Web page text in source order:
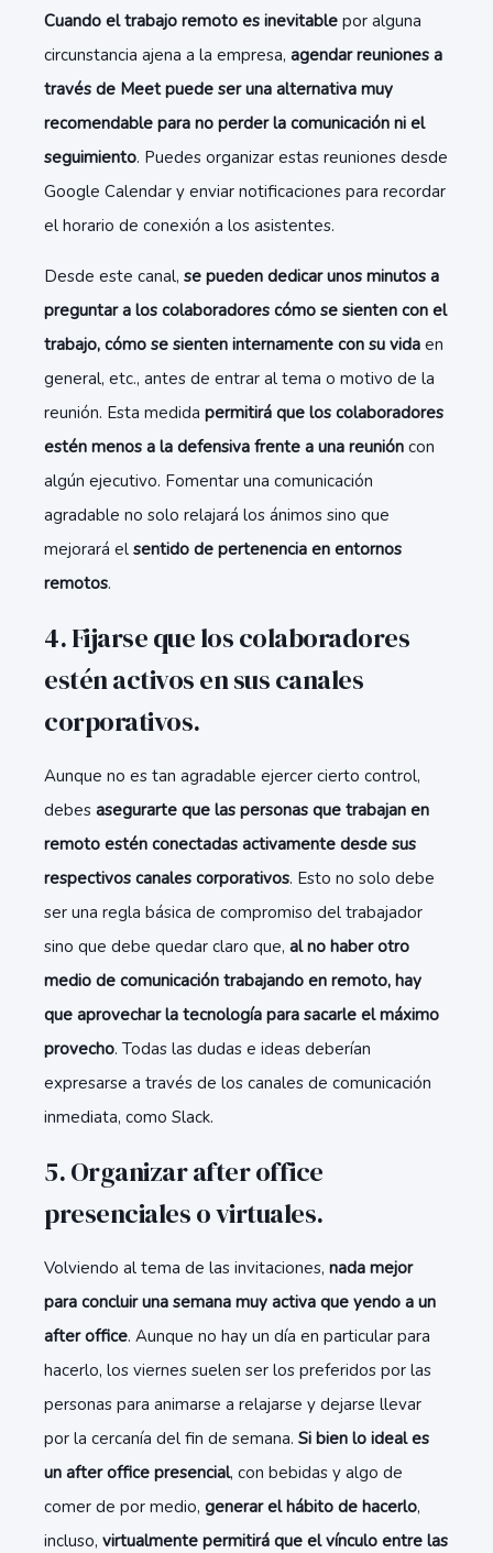
Cuando el trabajo remoto es inevitable por alguna
circunstancia ajena a la empresa, agendar reuniones a
través de Meet puede ser una alternativa muy
recomendable para no perder la comunicación ni el
seguimiento. Puedes organizar estas reuniones desde
Google Calendar y enviar notificaciones para recordar
el horario de conexión a los asistentes.
Desde este canal, se pueden dedicar unos minutos a
preguntar a los colaboradores cómo se sienten con el
trabajo, cómo se sienten internamente con su vida en
general, etc., antes de entrar al tema o motivo de la
reunión. Esta medida permitirá que los colaboradores
estén menos a la defensiva frente a una reunión con
algún ejecutivo. Fomentar una comunicación
agradable no solo relajará los ánimos sino que
mejorará el sentido de pertenencia en entornos
remotos.
4. Fijarse que los colaboradores
estén activos en sus canales
corporativos.
Aunque no es tan agradable ejercer cierto control,
debes asegurarte que las personas que trabajan en
remoto estén conectadas activamente desde sus
respectivos canales corporativos. Esto no solo debe
ser una regla básica de compromiso del trabajador
sino que debe quedar claro que, al no haber otro
medio de comunicación trabajando en remoto, hay
que aprovechar la tecnología para sacarle el máximo
provecho. Todas las dudas e ideas deberían
expresarse a través de los canales de comunicación
inmediata, como Slack.
5. Organizar after office
presenciales o virtuales.
Volviendo al tema de las invitaciones, nada mejor
para concluir una semana muy activa que yendo a un
after office. Aunque no hay un día en particular para
hacerlo, los viernes suelen ser los preferidos por las
personas para animarse a relajarse y dejarse llevar
por la cercanía del fin de semana. Si bien lo ideal es
un after office presencial, con bebidas y algo de
comer de por medio, generar el hábito de hacerlo,
incluso, virtualmente permitirá que el vínculo entre las